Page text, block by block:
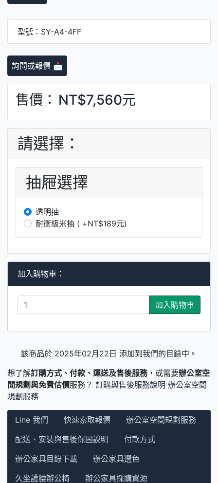
型號：SY-A4-4FF
詢問或報價 📩
售價： NT$7,560元
請選擇：
抽屜選擇
透明抽
耐衝級米抽 ( +NT$189元)
加入購物車：
加入購物車
該商品於 2025年02月22日 添加到我們的目錄中。
想了解訂購方式、付款、運送及售後服務，或需要辦公室空
間規劃與免費估價服務？ 訂購與售後服務說明 辦公室空間
規劃服務
Line 我們 快速索取報價
辦公室空間規劃服務
配送、安裝與售後保固說明
付款方式
辦公家具目錄下載
辦公家具選色
久坐護腰辦公椅
辦公家具採購資源